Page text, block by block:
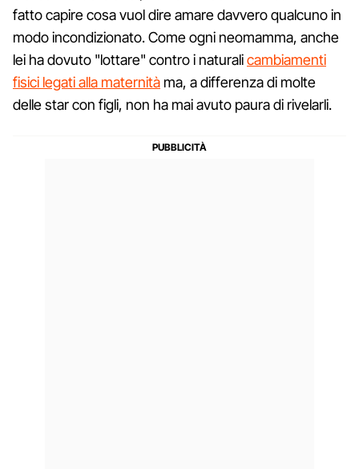
fatto capire cosa vuol dire amare davvero qualcuno in
modo incondizionato. Come ogni neomamma, anche
lei ha dovuto "lottare" contro i naturalicambiamenti
fisici legati alla maternità ma, a differenza di molte
delle star con figli, non ha mai avuto paura di rivelarli.